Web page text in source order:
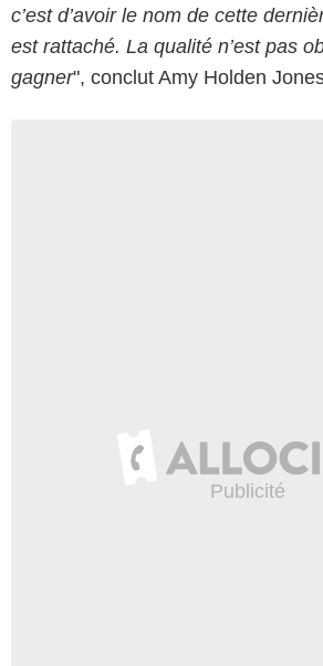
c’est d’avoir le nom de cette
est rattaché. La qualité n’est pas
gagner", conclut Amy Holden